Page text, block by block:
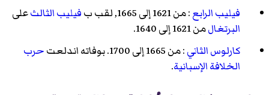
فيليب الرابع: من 1621 إلى 1665, لقب ب فيليب الثالثعلى
البرتغالمن 1621 إلى 1640.
كارلوس الثاني: من 1665 إلى 1700. بوفاته اندلعت
حرب
الخلافة الإسبانية.